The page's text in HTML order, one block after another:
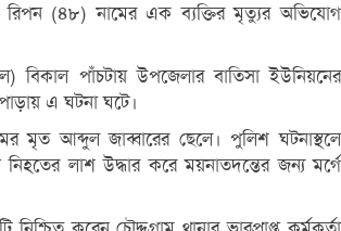
(৪৮) নামের এক ব্যক্তির মৃত্যুর অভিযোগ
বিকাল পাঁচটায় উপজেলার বাতিসা ইউনিয়নের
পাড়ায় এ ঘটনা ঘটে।
মৃত আব্দুল জাব্বারের ছেলে। পুলিশ ঘটনাস্থলে
লাশ উদ্ধার করে ময়নাতদন্তের জন্য মর্গে